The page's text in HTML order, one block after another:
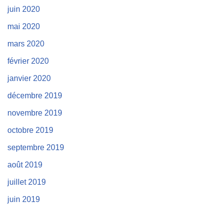
juin 2020
mai 2020
mars 2020
février 2020
janvier 2020
décembre 2019
novembre 2019
octobre 2019
septembre 2019
août 2019
juillet 2019
juin 2019